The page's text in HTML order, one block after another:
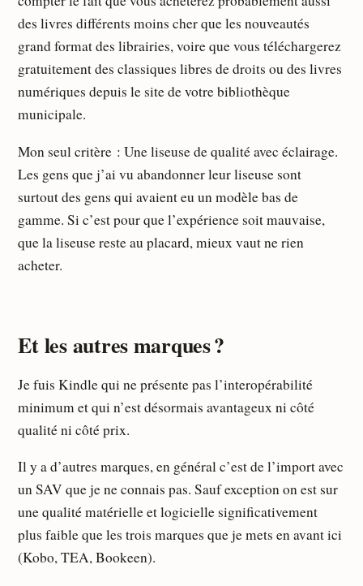
des livres différents moins cher que les nouveautés
grand format des librairies, voire que vous téléchargerez
gratuitement des classiques libres de droits ou des livres
numériques depuis le site de votre bibliothèque
municipale.
Mon seul critère : Une liseuse de qualité avec éclairage.
Les gens que j’ai vu abandonner leur liseuse sont
surtout des gens qui avaient eu un modèle bas de
gamme. Si c’est pour que l’expérience soit mauvaise,
que la liseuse reste au placard, mieux vaut ne rien
acheter.
Et les autres marques ?
Je fuis Kindle qui ne présente pas l’interopérabilité
minimum et qui n’est désormais avantageux ni côté
qualité ni côté prix.
Il y a d’autres marques, en général c’est de l’import avec
un SAV que je ne connais pas. Sauf exception on est sur
une qualité matérielle et logicielle significativement
plus faible que les trois marques que je mets en avant ici
(Kobo, TEA, Bookeen).